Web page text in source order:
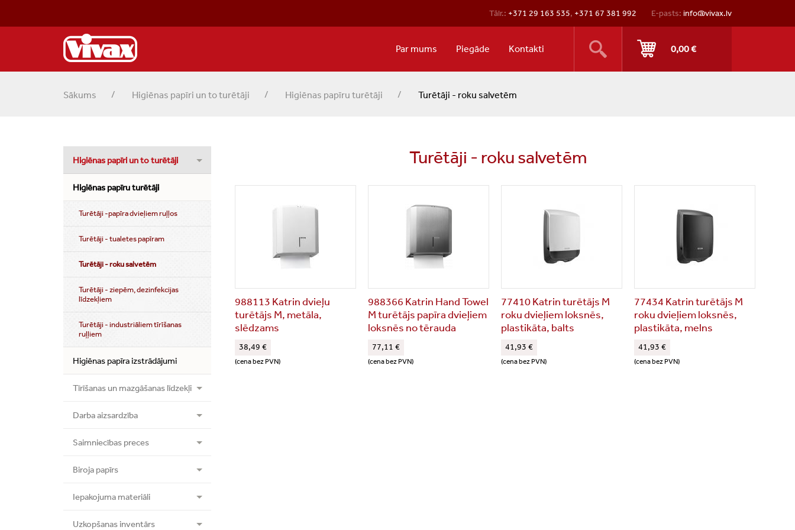
Tālr.: +371 29 163 535, +371 67 381 992 E-pasts: info@vivax.lv
0,00 €
Par mums Piegāde Kontakti
Sākums Higiēnas papīri un to turētāji Higiēnas papīru turētāji Turētāji - roku salvetēm
Higiēnas papīri un to turētāji
Higiēnas papīru turētāji
Turētāji -papīra dvieļiem ruļļos
Turētāji - tualetes papīram
Turētāji - roku salvetēm
Turētāji - ziepēm, dezinfekcijas
līdzekļiem
Turētāji - industriāliem tīrīšanas
ruļļiem
Higiēnas papīra izstrādājumi
Tīrīšanas un mazgāšanas līdzekļi
Darba aizsardzība
Saimniecības preces
Biroja papīrs
Iepakojuma materiāli
Uzkopšanas inventārs
Turētāji - roku salvetēm
988113 Katrin dvieļu
turētājs M, metāla,
slēdzams
38,49 €
(cena bez PVN)
988366 Katrin Hand Towel
M turētājs papīra dvieļiem
loksnēs no tērauda
77,11 €
(cena bez PVN)
77410 Katrin turētājs M
roku dvieļiem loksnēs,
plastikāta, balts
41,93 €
(cena bez PVN)
77434 Katrin turētājs M
roku dvieļiem loksnēs,
plastikāta, melns
41,93 €
(cena bez PVN)